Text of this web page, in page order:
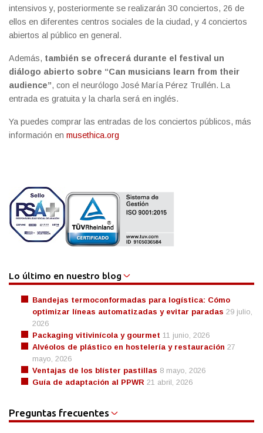
intensivos y, posteriormente se realizarán 30 conciertos, 26 de
ellos en diferentes centros sociales de la ciudad, y 4 conciertos
abiertos al público en general.
Además, también se ofrecerá durante el festival un
diálogo abierto sobre “Can musicians learn from their
audience”, con el neurólogo José María Pérez Trullén. La
entrada es gratuita y la charla será en inglés.
Ya puedes comprar las entradas de los conciertos públicos, más
información en musethica.org
Lo último en nuestro blog
Bandejas termoconformadas para logística: Cómo
optimizar líneas automatizadas y evitar paradas 29 julio,
2026
Packaging vitivinícola y gourmet 11 junio, 2026
Alvéolos de plástico en hostelería y restauración 27
mayo, 2026
Ventajas de los blíster pastillas 8 mayo, 2026
Guía de adaptación al PPWR 21 abril, 2026
Preguntas frecuentes